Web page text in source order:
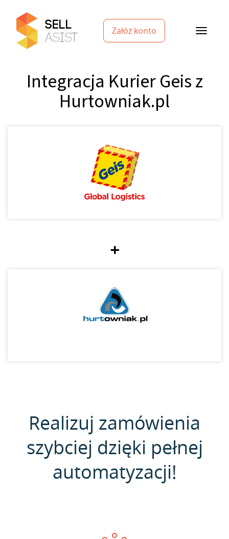
Załóż konto
Integracja Kurier Geis z
Hurtowniak.pl
+
Realizuj zamówienia
szybciej dzięki pełnej
automatyzacji!